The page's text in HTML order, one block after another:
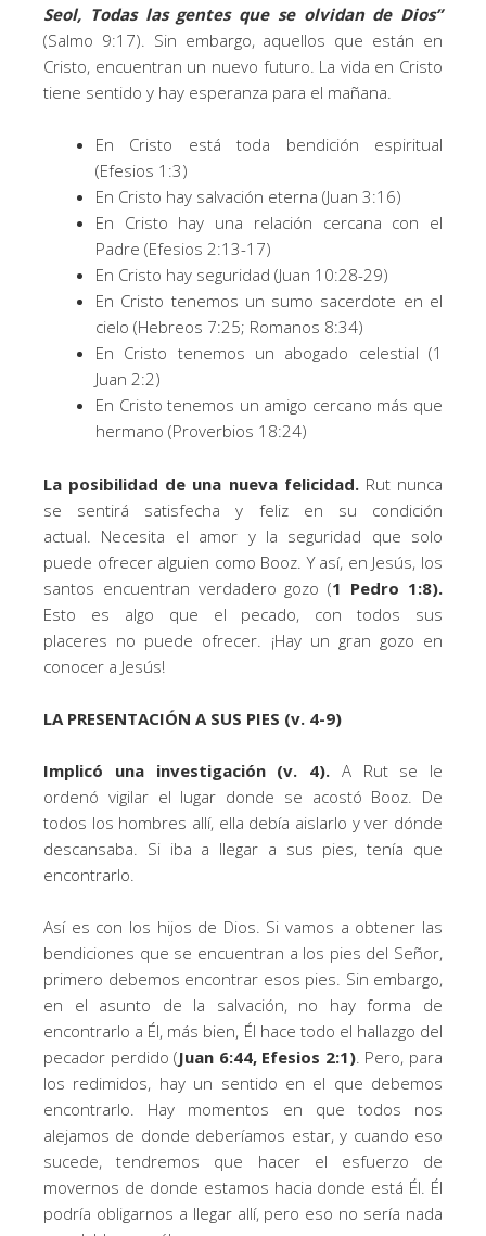
Seol, Todas las gentes que se olvidan de Dios”
(Salmo 9:17). Sin embargo, aquellos que están en
Cristo, encuentran un nuevo futuro. La vida en Cristo
tiene sentido y hay esperanza para el mañana.
En Cristo está toda bendición espiritual
(Efesios 1:3)
En Cristo hay salvación eterna (Juan 3:16)
En Cristo hay una relación cercana con el
Padre (Efesios 2:13-17)
En Cristo hay seguridad (Juan 10:28-29)
En Cristo tenemos un sumo sacerdote en el
cielo (Hebreos 7:25; Romanos 8:34)
En Cristo tenemos un abogado celestial (1
Juan 2:2)
En Cristo tenemos un amigo cercano más que
hermano (Proverbios 18:24)
La posibilidad de una nueva felicidad. Rut nunca
se sentirá satisfecha y feliz en su condición
actual. Necesita el amor y la seguridad que solo
puede ofrecer alguien como Booz. Y así, en Jesús, los
santos encuentran verdadero gozo (1 Pedro 1:8).
Esto es algo que el pecado, con todos sus
placeres no puede ofrecer. ¡Hay un gran gozo en
conocer a Jesús!
LA PRESENTACIÓN A SUS PIES (v. 4-9)
Implicó una investigación (v. 4). A Rut se le
ordenó vigilar el lugar donde se acostó Booz. De
todos los hombres allí, ella debía aislarlo y ver dónde
descansaba. Si iba a llegar a sus pies, tenía que
encontrarlo.
Así es con los hijos de Dios. Si vamos a obtener las
bendiciones que se encuentran a los pies del Señor,
primero debemos encontrar esos pies. Sin embargo,
en el asunto de la salvación, no hay forma de
encontrarlo a Él, más bien, Él hace todo el hallazgo del
pecador perdido (Juan 6:44, Efesios 2:1). Pero, para
los redimidos, hay un sentido en el que debemos
encontrarlo. Hay momentos en que todos nos
alejamos de donde deberíamos estar, y cuando eso
sucede, tendremos que hacer el esfuerzo de
movernos de donde estamos hacia donde está Él. Él
podría obligarnos a llegar allí, pero eso no sería nada